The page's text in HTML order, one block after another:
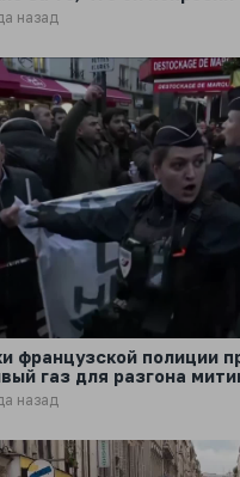
назад
французской полиции
газ для разгона
назад